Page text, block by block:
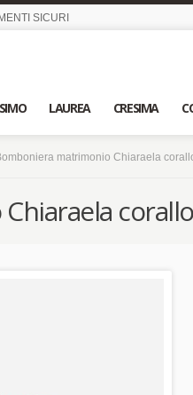
SICURI
LAUREA CRESIMA
matrimonio Chiaraela